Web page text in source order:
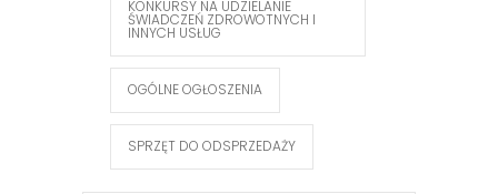
KONKURSY NA UDZIELANIE
ŚWIADCZEŃ ZDROWOTNYCH I
INNYCH USŁUG
OGÓLNE OGŁOSZENIA
SPRZĘT DO ODSPRZEDAŻY